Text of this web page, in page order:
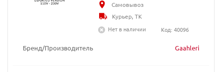
Бренд/Производитель Gaahleri
Самовывоз
Курьер, ТК
Нет в наличии
Код: 40096